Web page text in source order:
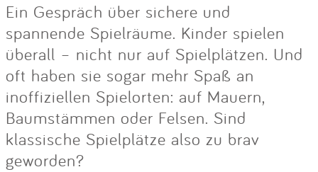
Ein Gespräch über sichere und
spannende Spielräume. Kinder spielen
überall – nicht nur auf Spielplätzen. Und
oft haben sie sogar mehr Spaß an
inoffiziellen Spielorten: auf Mauern,
Baumstämmen oder Felsen. Sind
klassische Spielplätze also zu brav
geworden?